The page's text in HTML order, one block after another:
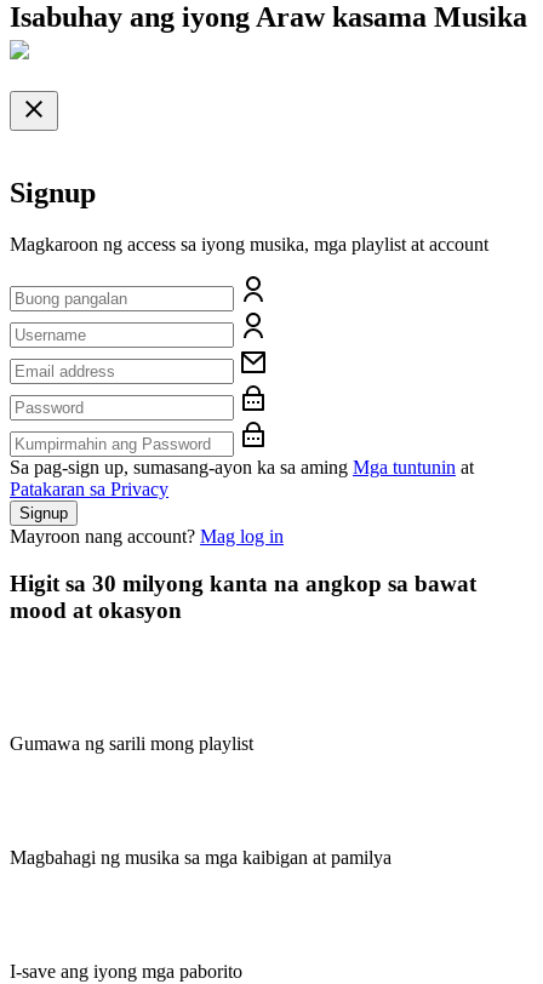
Isabuhay ang iyong Araw kasama Musika
Signup
Magkaroon ng access sa iyong musika, mga playlist at account
Sa pag-sign up, sumasang-ayon ka sa aming Mga tuntunin at
Patakaran sa Privacy
Signup
Mayroon nang account? Mag log in
Higit sa 30 milyong kanta na angkop sa bawat
mood at okasyon
Gumawa ng sarili mong playlist
Magbahagi ng musika sa mga kaibigan at pamilya
I-save ang iyong mga paborito